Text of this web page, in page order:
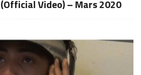
Video) – Mars 2020